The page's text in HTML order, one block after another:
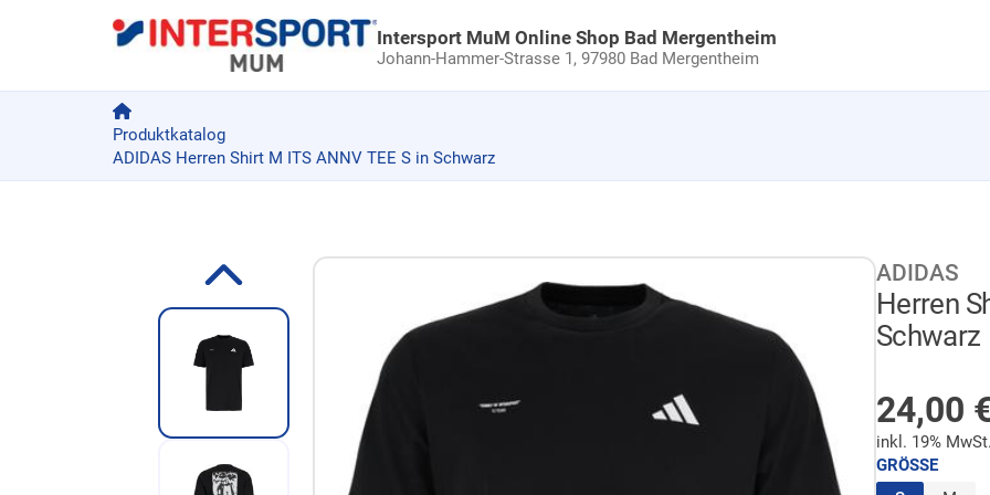
Intersport MuM Online Shop Bad Mergentheim
Johann-Hammer-Strasse 1,97980 Bad Mergentheim
Produktkatalog
ADIDAS Herren Shirt M ITS ANNV TEE S in Schwarz
Zur Produktbeschreibung springen ADIDAS
Herren
Schwarz
24,00
inkl. 19% MwSt.
GRÖSSE